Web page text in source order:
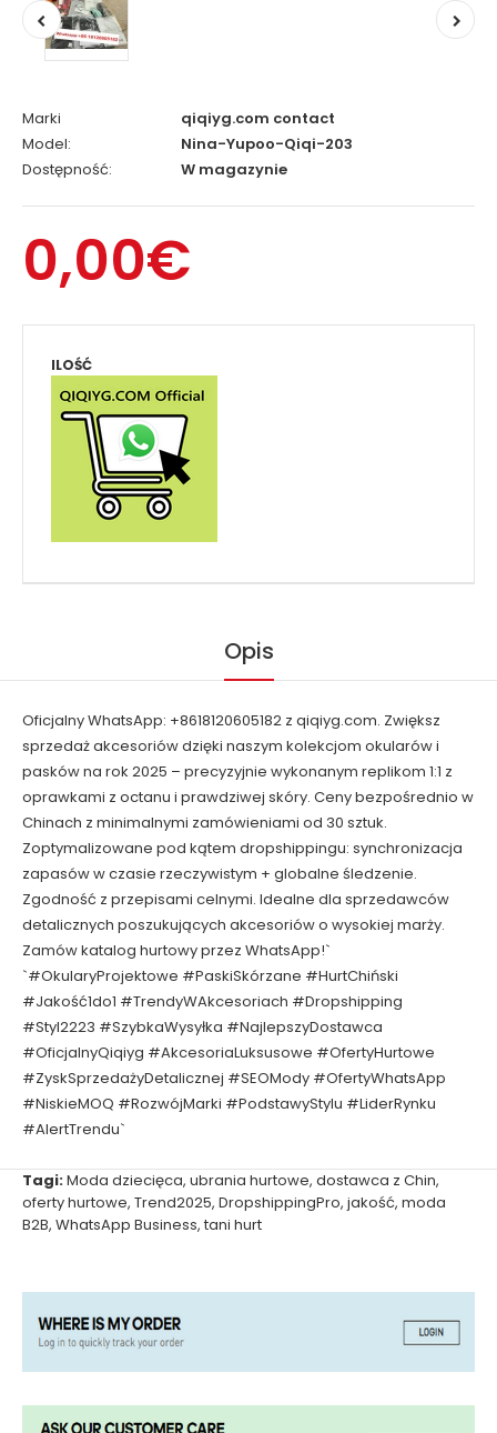
Marki
qiqiyg.com contact
Model:
Nina-Yupoo-Qiqi-203
Dostępność:
W magazynie
0,00€
ILOŚĆ
Opis
Oficjalny WhatsApp: +8618120605182 z qiqiyg.com. Zwiększ
sprzedaż akcesoriów dzięki naszym kolekcjom okularów i
pasków na rok 2025 – precyzyjnie wykonanym replikom 1:1 z
oprawkami z octanu i prawdziwej skóry. Ceny bezpośrednio w
Chinach z minimalnymi zamówieniami od 30 sztuk.
Zoptymalizowane pod kątem dropshippingu: synchronizacja
zapasów w czasie rzeczywistym + globalne śledzenie.
Zgodność z przepisami celnymi. Idealne dla sprzedawców
detalicznych poszukujących akcesoriów o wysokiej marży.
Zamów katalog hurtowy przez WhatsApp!`
`#OkularyProjektowe #PaskiSkórzane #HurtChiński
#Jakość1do1 #TrendyWAkcesoriach #Dropshipping
#Styl2223 #SzybkaWysyłka #NajlepszyDostawca
#OficjalnyQiqiyg #AkcesoriaLuksusowe #OfertyHurtowe
#ZyskSprzedażyDetalicznej #SEOMody #OfertyWhatsApp
#NiskieMOQ #RozwójMarki #PodstawyStylu #LiderRynku
#AlertTrendu`
Tagi:Moda dziecięca, ubrania hurtowe, dostawca z Chin,
oferty hurtowe, Trend2025, DropshippingPro, jakość, moda
B2B, WhatsApp Business, tani hurt